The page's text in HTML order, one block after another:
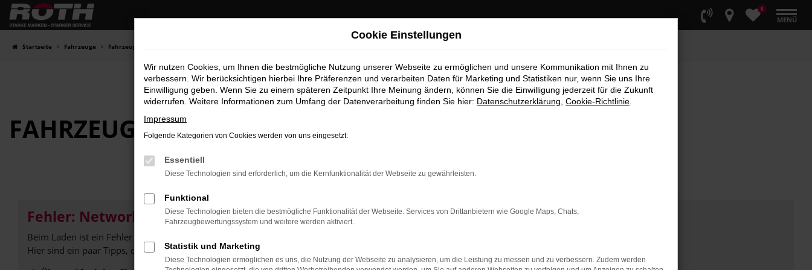
Zum
Hauptinhalt
0
MENÜ
Startseite Fahrzeuge Fahrzeugbestand
FAHRZEUG-SHOWROOM
Fehler: Network Error
Beim Laden ist ein Fehler aufgetreten.
Hier sind ein paar Tipps, die dir helfen können:
Cookie Einstellungen
Wir nutzen Cookies, um Ihnen die bestmögliche Nutzung unserer Webseite zu ermöglichen und unsere Kommunikation mit Ihnen zu
verbessern. Wir berücksichtigen hierbei Ihre Präferenzen und verarbeiten Daten für Marketing und Statistiken nur, wenn Sie uns Ihre
Einwilligung geben. Wenn Sie zu einem späteren Zeitpunkt Ihre Meinung ändern, können Sie die Einwilligung jederzeit für die Zukunft
widerrufen. Weitere Informationen zum Umfang der Datenverarbeitung finden Sie hier: Datenschutzerklärung Cookie-Richtlinie
Impressum
Folgende Kategorien von Cookies werden von uns eingesetzt:
Essentiell
Diese Technologien sind erforderlich, um die Kernfunktionalität der Webseite zu gewährleisten.
Funktional
Diese Technologien bieten die bestmögliche Funktionalität der Webseite. Services von Drittanbietern wie Google Maps, Chats,
Fahrzeugbewertungssystem und weitere werden aktiviert.
Statistik und Marketing
Diese Technologien ermöglichen es uns, die Nutzung der Webseite zu analysieren, um die Leistung zu messen und zu verbessern. Zudem werden